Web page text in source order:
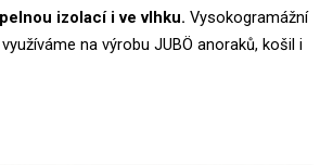
izolací i ve vlhku. Vysokogramážní
na výrobu JUBÖ anoraků, košil i